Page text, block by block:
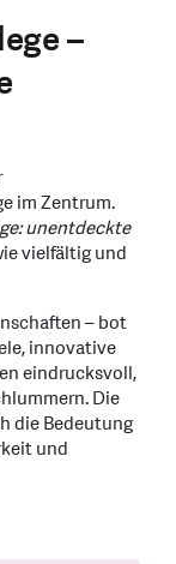
–
im Zentrum.
unentdeckte
vielfältig und
– bot
innovative
eindrucksvoll,
Die
die Bedeutung
und